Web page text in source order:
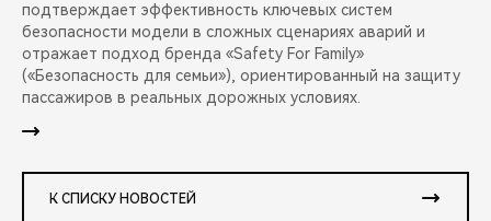
подтверждает эффективность ключевых систем
безопасности модели в сложных сценариях аварий и
отражает подход бренда «Safety For Family»
(«Безопасность для семьи»), ориентированный на защиту
пассажиров в реальных дорожных условиях.
К СПИСКУ НОВОСТЕЙ